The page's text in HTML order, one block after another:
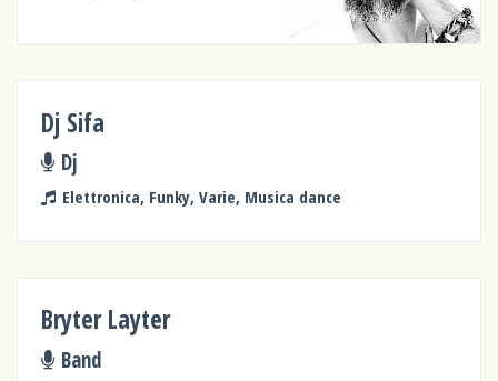
Dj Sifa
Dj
Elettronica, Funky, Varie, Musica dance
Bryter Layter
Band